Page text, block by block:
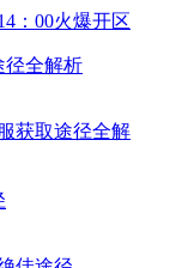
径全解析